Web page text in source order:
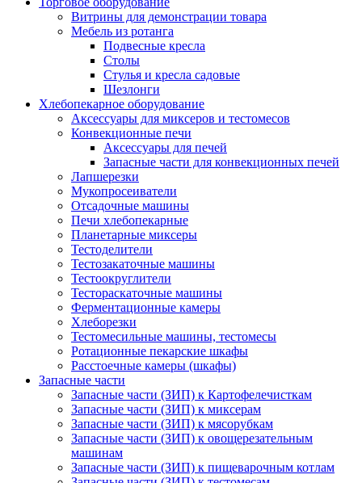
Витрины для демонстрации товара
Мебель из ротанга
Подвесные кресла
Столы
Стулья и кресла садовые
Шезлонги
Хлебопекарное оборудование
Аксессуары для миксеров и тестомесов
Конвекционные печи
Аксессуары для печей
Запасные части для конвекционных печей
Лапшерезки
Мукопросеиватели
Отсадочные машины
Печи хлебопекарные
Планетарные миксеры
Тестоделители
Тестозакаточные машины
Тестоокруглители
Тестораскаточные машины
Ферментационные камеры
Хлеборезки
Тестомесильные машины, тестомесы
Ротационные пекарские шкафы
Расстоечные камеры (шкафы)
Запасные части
Запасные части (ЗИП) к Картофелечисткам
Запасные части (ЗИП) к миксерам
Запасные части (ЗИП) к мясорубкам
Запасные части (ЗИП) к овощерезательным
машинам
Запасные части (ЗИП) к пищеварочным котлам